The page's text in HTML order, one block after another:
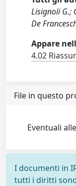
Lisignoli G.;
De
Appare
4.02
File in questo
Eventuali
I documenti in
tutti i diritti